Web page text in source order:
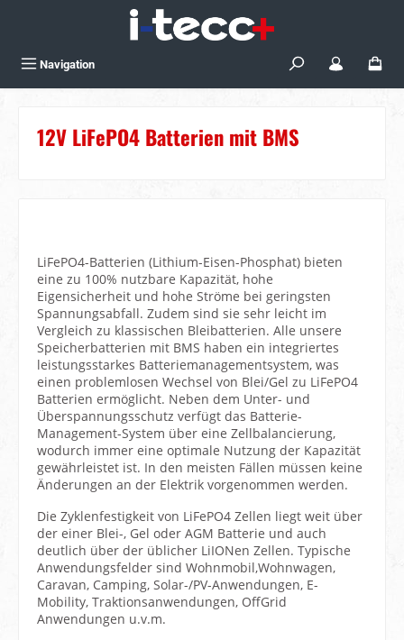
Zum Hauptinhalt springen
Navigation
12V LiFePO4 Batterien mit BMS
LiFePO4-Batterien (Lithium-Eisen-Phosphat) bieten
eine zu 100% nutzbare Kapazität, hohe
Eigensicherheit und hohe Ströme bei geringsten
Spannungsabfall. Zudem sind sie sehr leicht im
Vergleich zu klassischen Bleibatterien. Alle unsere
Speicherbatterien mit BMS haben ein integriertes
leistungsstarkes Batteriemanagementsystem, was
einen problemlosen Wechsel von Blei/Gel zu LiFePO4
Batterien ermöglicht. Neben dem Unter- und
Überspannungsschutz verfügt das Batterie-
Management-System über eine Zellbalancierung,
wodurch immer eine optimale Nutzung der Kapazität
gewährleistet ist. In den meisten Fällen müssen keine
Änderungen an der Elektrik vorgenommen werden.
Die Zyklenfestigkeit von LiFePO4 Zellen liegt weit über
der einer Blei-, Gel oder AGM Batterie und auch
deutlich über der üblicher LiIONen Zellen. Typische
Anwendungsfelder sind Wohnmobil,Wohnwagen,
Caravan, Camping, Solar-/PV-Anwendungen, E-
Mobility, Traktionsanwendungen, OffGrid
Anwendungen u.v.m.